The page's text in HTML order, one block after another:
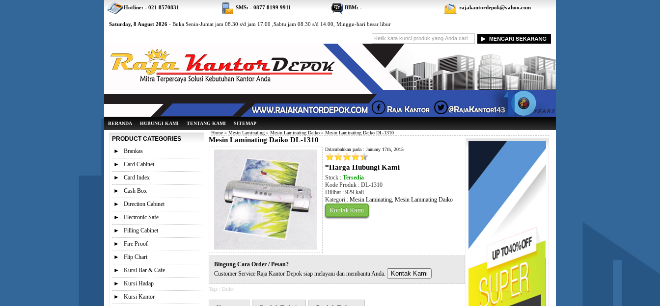
Saturday, 8 August 2026 - Buka Senin-Jumat jam 08.30 s/d jam 17.00 ,Sabtu jam 08.30 s/d 14.00, Minggu-hari besar libur
BERANDA HUBUNGI KAMI TENTANG KAMI
SITEMAP
Home » Mesin Laminating » Mesin Laminating Daiko » Mesin Laminating Daiko DL-1310
Mesin Laminating Daiko DL-1310
Ditambahkan pada : January 17th, 2015
*Harga Hubungi Kami
Stock : Tersedia
Kode Produk : DL-1310
Dilihat : 929 kali
Kategori : Mesin Laminating, Mesin Laminating Daiko
Kontak Kami
Bingung Cara Order / Pesan?
Customer Service Raja Kantor Depok siap melayani dan membantu Anda.
Kontak Kami
Tags : Daiko
PRODUCT CATEGORIES
►
Brankas
►
Card Cabinet
►
Card Index
►
Cash Box
►
Direction Cabinet
►
Electronic Safe
►
Filling Cabinet
►
Fire Proof
►
Flip Chart
►
Kursi Bar & Cafe
►
Kursi Hadap
►
Kursi Kantor
Hotline: - 021 8570831 SMS: - 0877 8199 9911 BBM: - rajakantordepok@yahoo.com